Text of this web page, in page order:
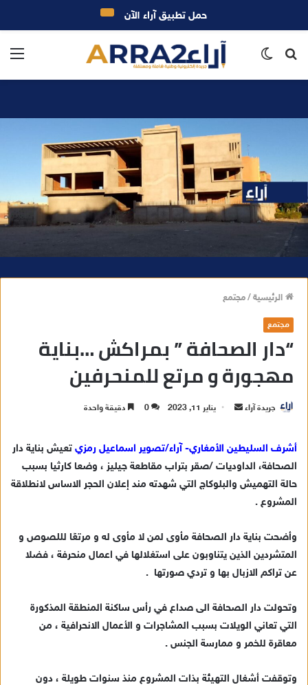
بحث
الرئيسية/مجتمع
مجتمع
“دار الصحافة ” بمراكش …بناية
مهجورة و مرتع للمنحرفين
جريدة آراء
ر
ا
إ
ل
ت
ر
يناير 11, 2023 0 دقيقة واحدة
أشرف السليطين الأمغاري- آراء/تصوير اسماعيل رمزي تعيش بناية دار
الصحافة، الداوديات /صقر بتراب مقاطعة جيليز ، وضعا كارثيا بسبب
حالة التهميش والبلوكاج التي شهدته مند إعلان الحجر الاساس لانطلاقة
المشروع .
وأضحت بناية دار الصحافة مأوى لمن لا مأوى له و مرتعًا لللصوص و
المتشردين الذين يتناوبون على استغلالها في اعمال منحرفة ، فضلا
عن تراكم الازبال بها و تردي صورتها .
وتحولت دار الصحافة الى صداع في رأس ساكنة المنطقة المذكورة
التي تعاني الويلات بسبب المشاجرات و الأعمال الانحرافية ، من
معاقرة للخمر و ممارسة الجنس .
وتوقفت أشغال التهيئة بذات المشروع منذ سنوات طويلة ، دون
حمل تطبيق آراء الآن